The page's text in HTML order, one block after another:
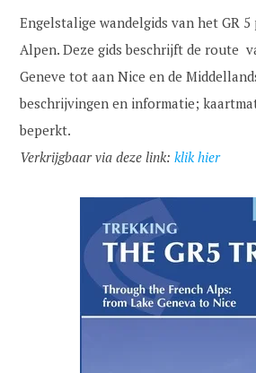
Engelstalige wandelgids van het GR 5
Alpen. Deze gids beschrijft de route
Geneve tot aan Nice en de
beschrijvingen en informatie;
beperkt.
Verkrijgbaar via deze link:klik hier